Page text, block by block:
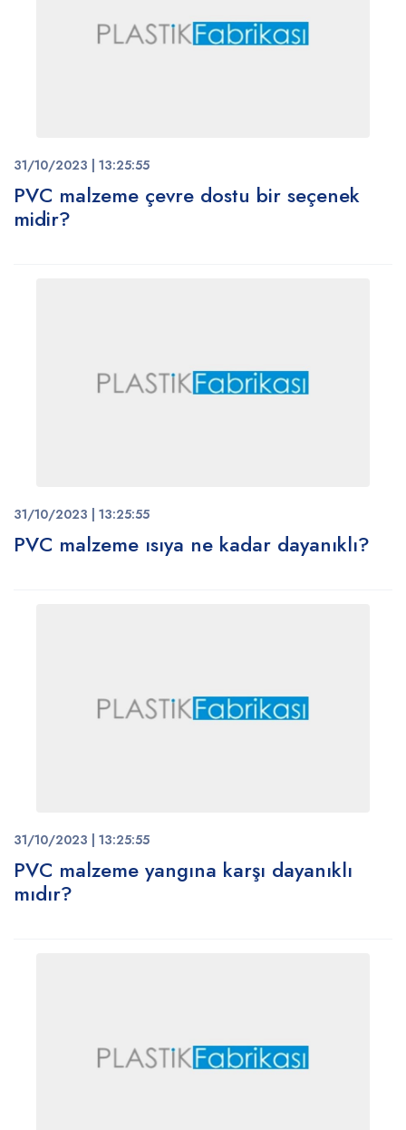
31/10/2023 | 13:25:55
PVC malzeme çevre dostu bir seçenek
midir?
31/10/2023 | 13:25:55
PVC malzeme ısıya ne kadar dayanıklı?
31/10/2023 | 13:25:55
PVC malzeme yangına karşı dayanıklı
mıdır?